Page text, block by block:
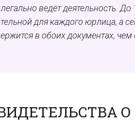
ведёт деятельность.
для каждого юрлица, а
в обоих документах, чем
О